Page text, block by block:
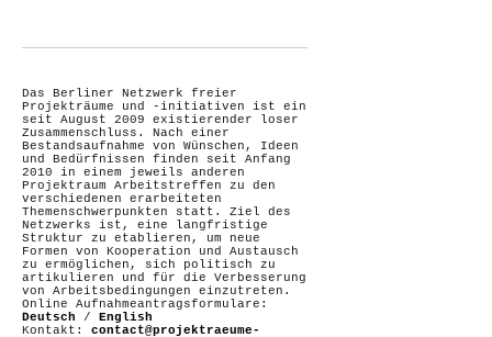
Das Berliner Netzwerk freier
Projekträume und -initiativen ist ein
seit August 2009 existierender loser
Zusammenschluss. Nach einer
Bestandsaufnahme von Wünschen, Ideen
und Bedürfnissen finden seit Anfang
2010 in einem jeweils anderen
Projektraum Arbeitstreffen zu den
verschiedenen erarbeiteten
Themenschwerpunkten statt. Ziel des
Netzwerks ist, eine langfristige
Struktur zu etablieren, um neue
Formen von Kooperation und Austausch
zu ermöglichen, sich politisch zu
artikulieren und für die Verbesserung
von Arbeitsbedingungen einzutreten.
Online Aufnahmeantragsformulare:
Deutsch / English
Kontakt: contact@projektraeume-